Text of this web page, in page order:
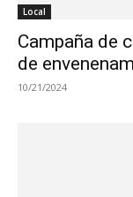
Local
Campaña de
de
10/21/2024